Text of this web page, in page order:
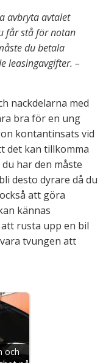
avbryta avtalet
får stå för notan
du betala
leasingavgifter. –
nackdelarna med
bra för en ung
kontantinsats vid
det kan tillkomma
du har den måste
desto dyrare då du
att göra
kännas
rusta upp en bil
tvungen att
och